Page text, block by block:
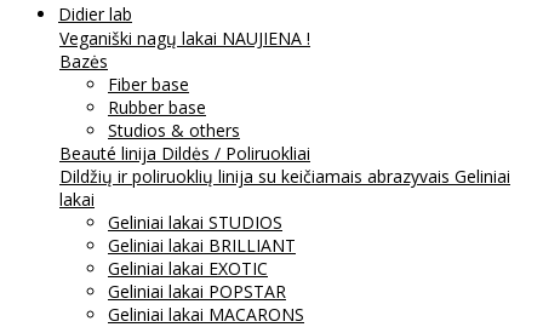
Didier lab
Veganiški nagų lakai NAUJIENA !
Bazės
Fiber base
Rubber base
Studios & others
Beauté linija Dildės / Poliruokliai
Dildžių ir poliruoklių linija su keičiamais abrazyvais Geliniai
lakai
Geliniai lakai STUDIOS
Geliniai lakai BRILLIANT
Geliniai lakai EXOTIC
Geliniai lakai POPSTAR
Geliniai lakai MACARONS